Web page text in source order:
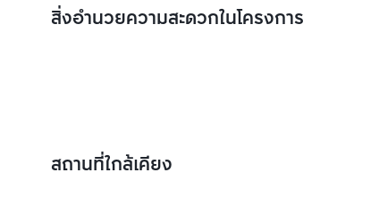
สิ่งอำนวยความสะดวกในโครงการ
สถานที่ใกล้เคียง